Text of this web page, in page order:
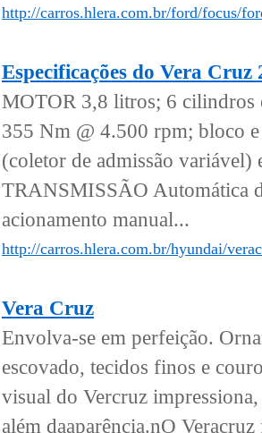
http://carros.hlera.com.br/ford/focus/
Especificações do Vera Cruz
MOTOR 3,8 litros; 6 cilindros
355 Nm @ 4.500 rpm; bloco
(coletor de admissão
TRANSMISSÃO Automática
acionamento manual...
http://carros.hlera.com.br/hyundai/
Vera Cruz
Envolva-se em perfeição.
escovado, tecidos finos e
visual do Vercruz
além daaparência.nO